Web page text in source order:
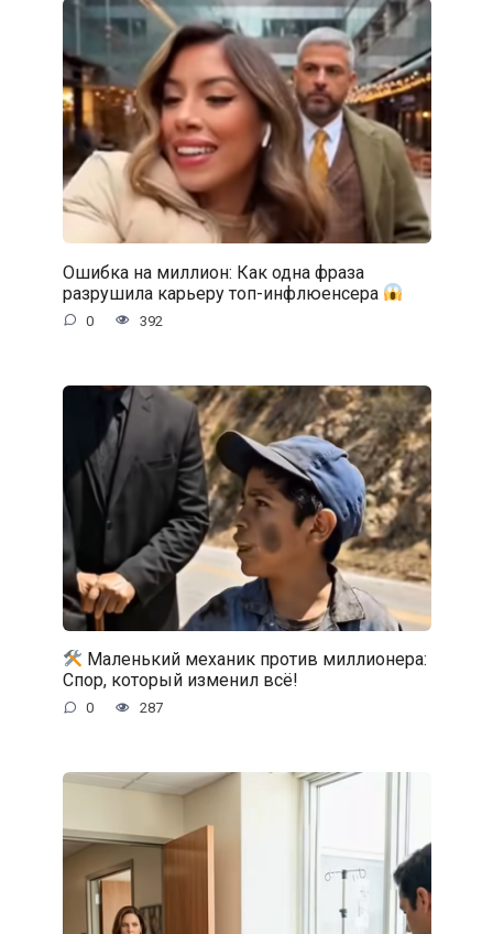
Ошибка на миллион: Как одна фраза
разрушила карьеру топ-инфлюенсера
0 392
Маленький механик против миллионера:
Спор, который изменил всё!
0 287